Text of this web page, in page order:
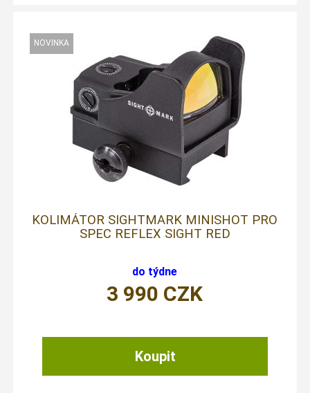
KOLIMÁTOR SIGHTMARK MINISHOT PRO
SPEC REFLEX SIGHT RED
do týdne
3 990 CZK